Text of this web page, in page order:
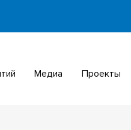
Медиа Проекты